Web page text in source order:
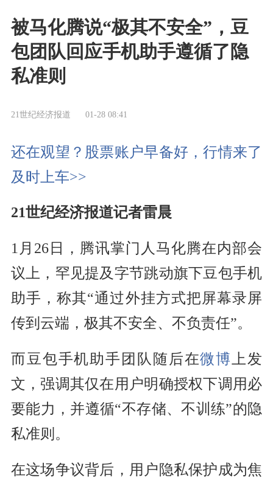
被马化腾说“极其不安全”，豆
包团队回应手机助手遵循了隐
私准则
21世纪经济报道 01-28 08:41
还在观望？股票账户早备好，行情来了
及时上车>>
21世纪经济报道记者雷晨
1月26日，腾讯掌门人马化腾在内部会
议上，罕见提及字节跳动旗下豆包手机
助手，称其“通过外挂方式把屏幕录屏
传到云端，极其不安全、不负责任”。
而豆包手机助手团队随后在微博上发
文，强调其仅在用户明确授权下调用必
要能力，并遵循“不存储、不训练”的隐
私准则。
在这场争议背后，用户隐私保护成为焦